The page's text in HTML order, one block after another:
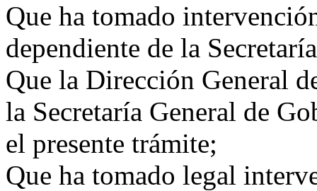
Que ha tomado
dependiente de la
Que la Dirección General
la Secretaría General de
el presente trámite;
Que ha tomado legal